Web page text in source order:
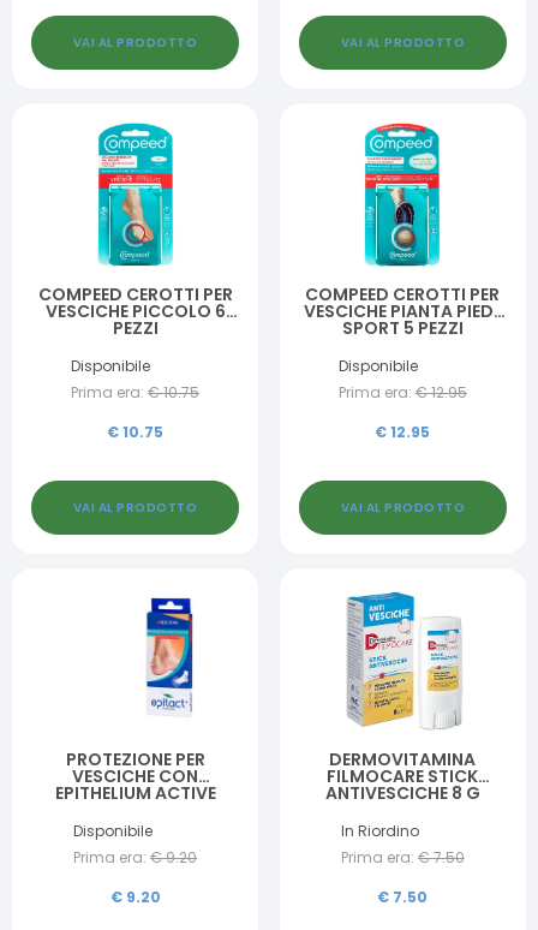
VAI AL PRODOTTO VAI AL PRODOTTO
COMPEED CEROTTI PER
VESCICHE PICCOLO 6
PEZZI
Disponibile
Prima era: €10.75
€10.75
VAI AL PRODOTTO
COMPEED CEROTTI PER
VESCICHE PIANTA PIEDE
SPORT 5 PEZZI
Disponibile
Prima era: €12.95
€12.95
VAI AL PRODOTTO
PROTEZIONE PER
VESCICHE CON
EPITHELIUM ACTIVE
ASTUCCIO 2 PEZZI
Disponibile
Prima era: €9.20
€ 9.20
DERMOVITAMINA
FILMOCARE STICK
ANTIVESCICHE 8 G
In Riordino
Prima era: €7.50
€ 7.50